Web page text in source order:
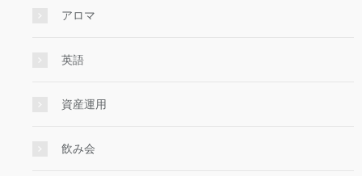
アロマ
英語
資産運用
飲み会